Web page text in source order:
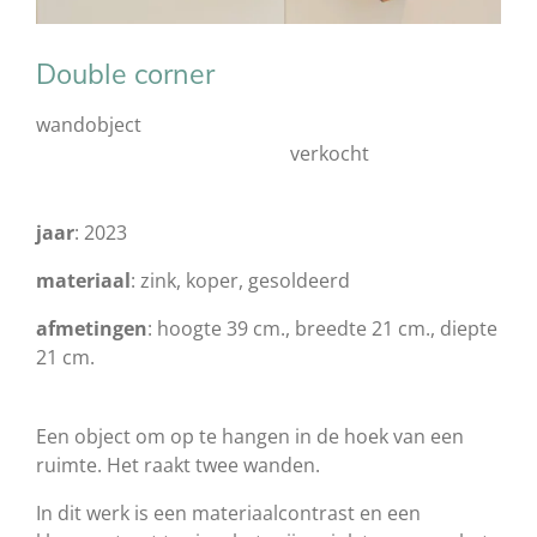
Double corner
wandobject
verkocht
jaar: 2023
materiaal: zink, koper, gesoldeerd
afmetingen: hoogte 39 cm., breedte 21 cm., diepte
21 cm.
Een object om op te hangen in de hoek van een
ruimte. Het raakt twee wanden.
In dit werk is een materiaalcontrast en een